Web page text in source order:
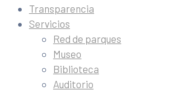
Transparencia
Servicios
Red de parques
Museo
Biblioteca
Auditorio